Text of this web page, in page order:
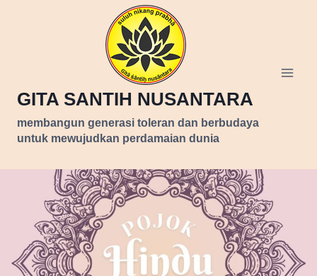
GITA SANTIH NUSANTARA
membangun generasi toleran dan berbudaya
untuk mewujudkan perdamaian dunia